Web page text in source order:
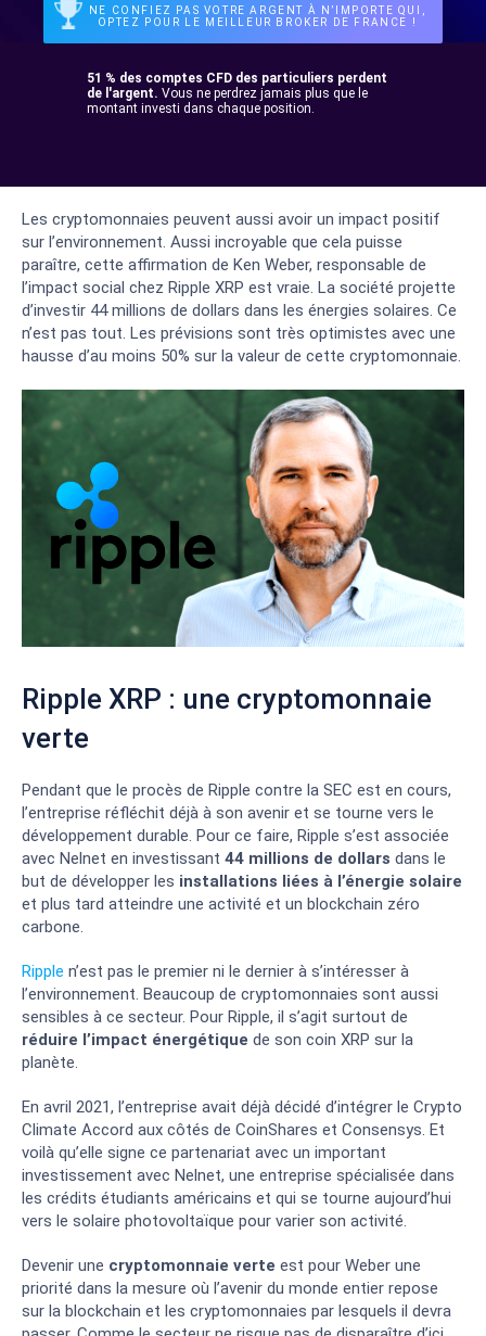
NE CONFIEZ PAS VOTRE ARGENT À N’IMPORTE QUI,
OPTEZ POUR LE MEILLEUR BROKER DE FRANCE !
51 % des comptes CFD des particuliers perdent
de l'argent. Vous ne perdrez jamais plus que le
montant investi dans chaque position.
Les cryptomonnaies peuvent aussi avoir un impact positif
sur l’environnement. Aussi incroyable que cela puisse
paraître, cette affirmation de Ken Weber, responsable de
l’impact social chez Ripple XRP est vraie. La société projette
d’investir 44 millions de dollars dans les énergies solaires. Ce
n’est pas tout. Les prévisions sont très optimistes avec une
hausse d’au moins 50% sur la valeur de cette cryptomonnaie.
Ripple XRP : une cryptomonnaie
verte
Pendant que le procès de Ripple contre la SEC est en cours,
l’entreprise réfléchit déjà à son avenir et se tourne vers le
développement durable. Pour ce faire, Ripple s’est associée
avec Nelnet en investissant 44 millions de dollars dans le
but de développer les installations liées à l’énergie solaire
et plus tard atteindre une activité et un blockchain zéro
carbone.
Ripple n’est pas le premier ni le dernier à s’intéresser à
l’environnement. Beaucoup de cryptomonnaies sont aussi
sensibles à ce secteur. Pour Ripple, il s’agit surtout de
réduire l’impact énergétique de son coin XRP sur la
planète.
En avril 2021, l’entreprise avait déjà décidé d’intégrer le Crypto
Climate Accord aux côtés de CoinShares et Consensys. Et
voilà qu’elle signe ce partenariat avec un important
investissement avec Nelnet, une entreprise spécialisée dans
les crédits étudiants américains et qui se tourne aujourd’hui
vers le solaire photovoltaïque pour varier son activité.
Devenir une cryptomonnaie verte est pour Weber une
priorité dans la mesure où l’avenir du monde entier repose
sur la blockchain et les cryptomonnaies par lesquels il devra